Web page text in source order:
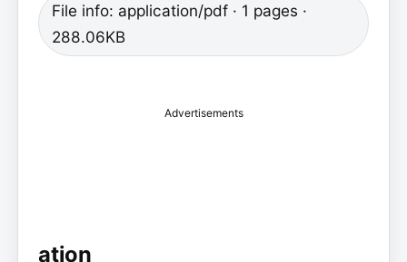
File info: application/pdf · 1 pages ·
288.06KB
Advertisements
ation